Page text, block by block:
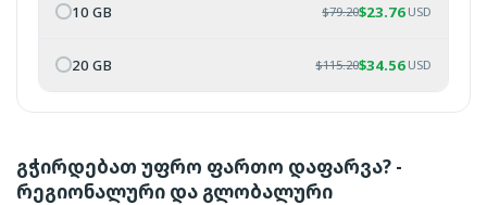
10 GB $79.20$23.76 USD
20 GB $115.20$34.56 USD
გჭირდებათ უფრო ფართო დაფარვა? -
რეგიონალური და გლობალური